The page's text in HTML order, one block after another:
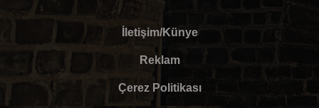
İletişim/Künye
Reklam
Çerez Politikası